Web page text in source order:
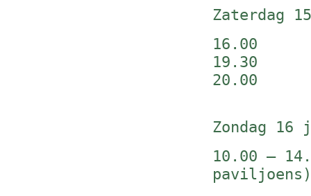
Zaterdag
16.00
19.30
20.00
Zondag 16
10.00 –
paviljoens)